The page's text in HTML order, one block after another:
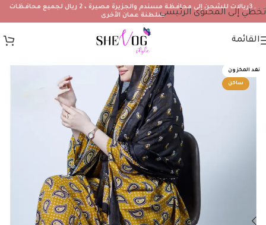
تخطي إلى المحتوى الرئيسي
۔3ريالات للشحن إلى محافظة مسندم والجزيرة مصيرة ، 2 ريال لجميع محافظات
سلطنة عمان الأخرى
القائمة
نفد المخزون
ساخن